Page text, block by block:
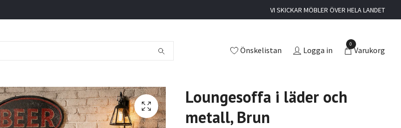
VI SKICKAR MÖBLER ÖVER HELA LANDET
Önskelistan Logga in
0
Varukorg
Loungesoffa i läder och
metall, Brun